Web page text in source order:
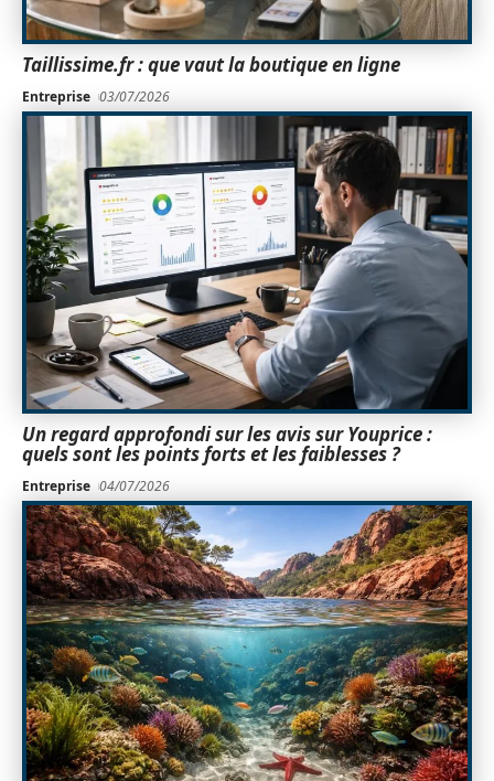
Taillissime.fr : que vaut la boutique en ligne
Entreprise 03/07/2026
Un regard approfondi sur les avis sur Youprice :
quels sont les points forts et les faiblesses ?
Entreprise 04/07/2026